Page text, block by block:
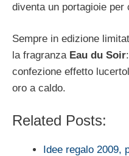
diventa un portagioie
Sempre in edizione
la fragranza Eau du Soir
confezione effetto
oro a caldo.
Related Posts:
Idee regalo 2009,